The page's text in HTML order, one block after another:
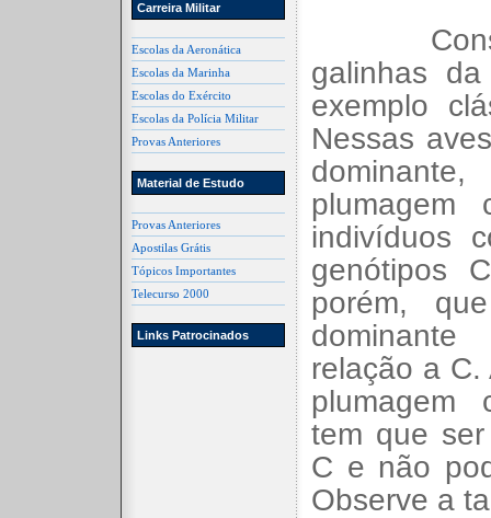
Carreira Militar
Escolas da Aeronática
Escolas da Marinha
Escolas do Exército
Escolas da Polícia Militar
Provas Anteriores
Material de Estudo
Provas Anteriores
Apostilas Grátis
Tópicos Importantes
Telecurso 2000
Links Patrocinados
galinhas
exemplo
Nessas
plumagem
indivíduos
genótipos
porém,
relação a C.
plumagem
tem que
C e não
Observe a